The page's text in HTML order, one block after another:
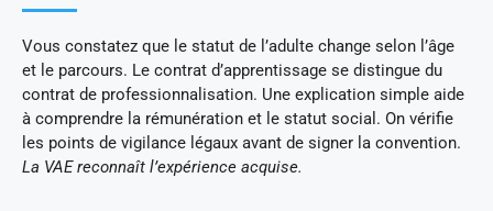
Vous constatez que le statut de l’adulte change selon l’âge
et le parcours. Le contrat d’apprentissage se distingue du
contrat de professionnalisation. Une explication simple aide
à comprendre la rémunération et le statut social. On vérifie
les points de vigilance légaux avant de signer la convention.
La VAE reconnaît l’expérience acquise.